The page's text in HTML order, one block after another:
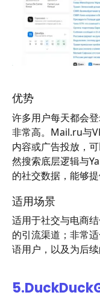
优势
许多用户每天都会
非常高。Mail.ru与
内容或广告投放，
然搜索底层逻辑与
的社交数据，能够
适用场景
适用于社交与电商
的引流渠道；非常
语用户，以及为后续
5.